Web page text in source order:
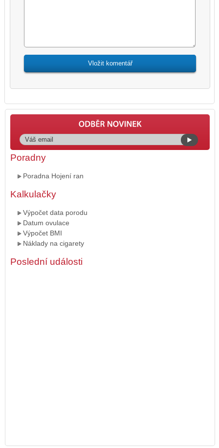
Poradny
Poradna Hojení ran
Kalkulačky
Výpočet data porodu
Datum ovulace
Výpočet BMI
Náklady na cigarety
Poslední události